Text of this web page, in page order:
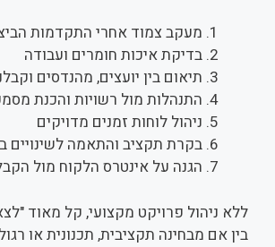
מעקב צמוד אחרי התקדמות
בדיקת איכות חומרים ועבודה
תיאום בין יועצים, מהנדסים
התנהלות מול רשויות והכנת
ניהול לוחות זמנים מדויקים
בקרת תקציב והתאמה לשינויים
הגנה על אינטרס הלקוח מול
ללא ניהול פרויקט מקצועי, קל מאוד
בין אם מבחינה תקציבית, תכנונית או